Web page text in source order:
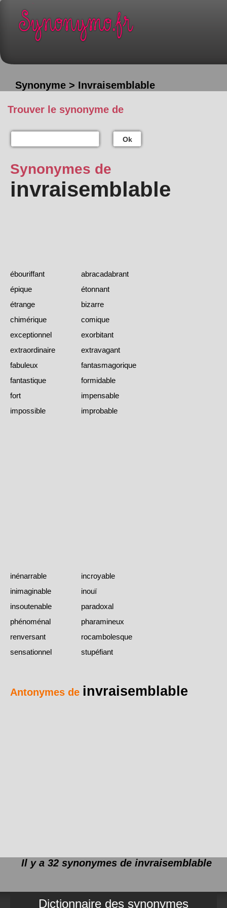
Synonyme > Invraisemblable
Trouver le synonyme de
Ok
Synonymes de
invraisemblable
ébouriffant
abracadabrant
épique
étonnant
étrange
bizarre
chimérique
comique
exceptionnel
exorbitant
extraordinaire
extravagant
fabuleux
fantasmagorique
fantastique
formidable
fort
impensable
impossible
improbable
inénarrable
incroyable
inimaginable
inouï
insoutenable
paradoxal
phénoménal
pharamineux
renversant
rocambolesque
sensationnel
stupéfiant
Antonymes de invraisemblable
Il y a 32 synonymes de invraisemblable
Dictionnaire des synonymes